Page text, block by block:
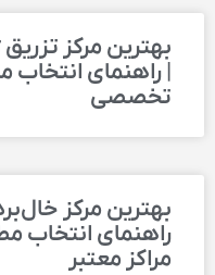
بهترین مرکز
| راهنمای انتخاب
تخصصی
بهترین مرکز
راهنمای انتخاب
مراکز معتبر